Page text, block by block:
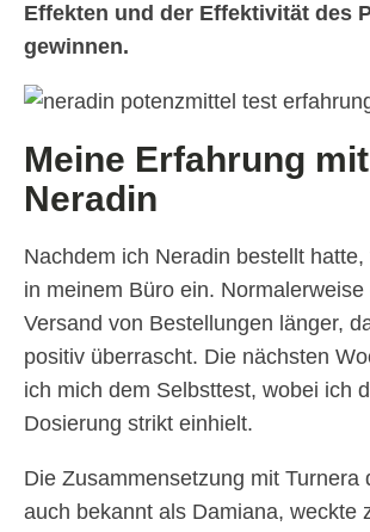
Effekten und der Effektivität des
gewinnen.
Meine Erfahrung mit
Neradin
Nachdem ich Neradin bestellt
in meinem Büro ein.
Versand von Bestellungen länger,
positiv überrascht. Die nächsten
ich mich dem Selbsttest, wobei ich
Dosierung strikt einhielt.
Die Zusammensetzung mit Turnera
auch bekannt als Damiana, weckte